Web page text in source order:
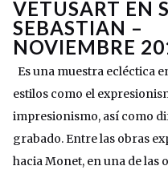
VETUSART EN
SEBASTIAN –
NOVIEMBRE
Es una muestra ecléctica
estilos como el
impresionismo, así como
grabado. Entre las obras
hacia Monet, en una de las